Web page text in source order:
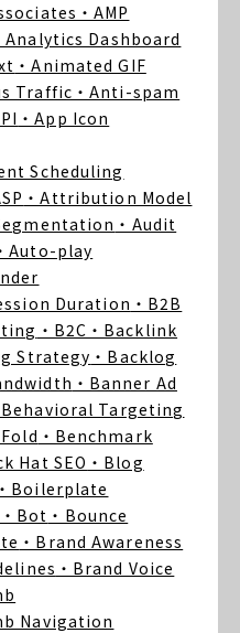
・AMP
Analytics Dashboard
・Animated GIF
Traffic ・Anti-spam
・App Icon
Scheduling
・Attribution Model
・Audit
Auto-play
Duration ・B2B
・B2C ・Backlink
Strategy ・Backlog
・Banner Ad
Behavioral Targeting
・Benchmark
Hat SEO ・Blog
・Boilerplate
・Bot ・Bounce
・Brand Awareness
・Brand Voice
Navigation